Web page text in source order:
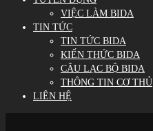
VIỆC LÀM BIDA
TIN TỨC
TIN TỨC BIDA
KIẾN THỨC BIDA
CÂU LẠC BỘ BIDA
THÔNG TIN CƠ THỦ
LIÊN HỆ